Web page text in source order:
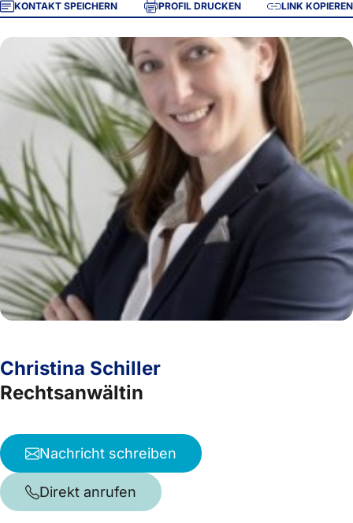
KONTAKT SPEICHERN PROFIL DRUCKEN LINK KOPIEREN
Christina Schiller
Rechtsanwältin
Nachricht schreiben
Direkt anrufen